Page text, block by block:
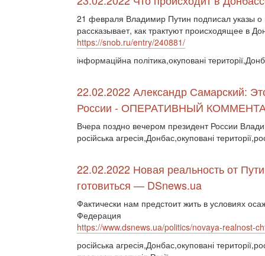
21 февраля Владимир Путин подписал указы
рассказывает, как трактуют происходящее в
https://snob.ru/entry/240881/
інформаційна політика,окуповані
22.02.2022 Александр Самарский:
России - ОПЕРАТИВНЫЙ
Вчера поздно вечером президент России
російська агресія,Донбас,окуповані
22.02.2022 Новая реальность от
готовиться — DSnews.ua
Фактически нам предстоит жить в условиях
Федерация
https://www.dsnews.ua/politics/novaya-realnost-
російська агресія,Донбас,окуповані